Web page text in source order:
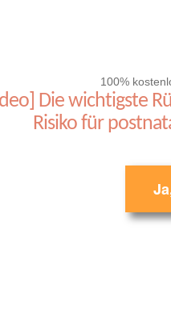
100%
Die wichtigste
Risiko für